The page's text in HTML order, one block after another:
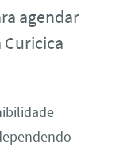
agendar